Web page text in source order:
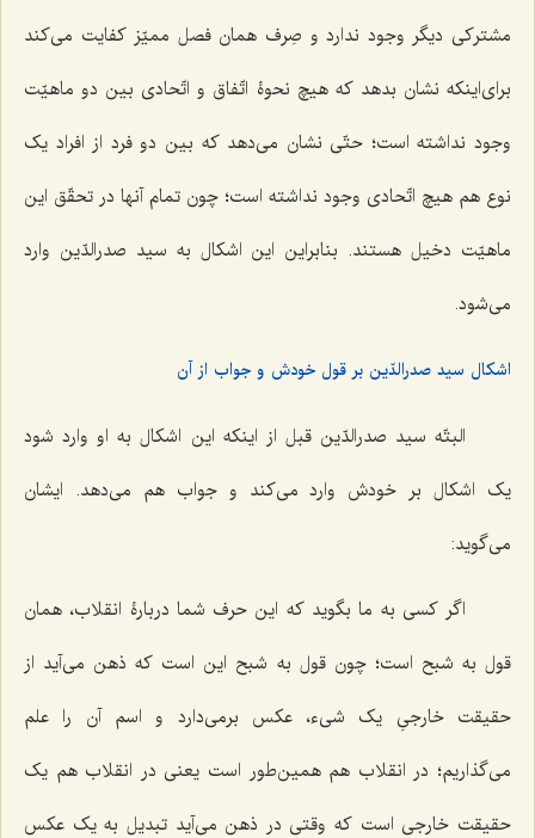
مشترکی دیگر وجود ندارد و صِرف همان فصل ممیّز کفایت می‌کند
برای‌اینکه نشان بدهد که هیچ نحوۀ اتّفاق و اتّحادی بین دو ماهیّت
وجود نداشته است؛ حتّی نشان می‌دهد که بین دو فرد از افراد یک
نوع هم هیچ اتّحادی وجود نداشته است؛ چون تمام آنها در تحقّق این
ماهیّت دخیل هستند. بنابراین این اشکال به سید صدرالدّین وارد
می‌شود.
اشکال سید صدرالدّین بر قول خودش و جواب از آن
البتّه سید صدرالدّین قبل از اینکه این اشکال به او وارد شود
یک اشکال بر خودش وارد می‌کند و جواب هم می‌دهد. ایشان
می‌گوید:
اگر کسی به ما بگوید که این حرف شما دربارۀ انقلاب، همان
قول به شبح است؛ چون قول به شبح این است که ذهن می‌آید از
حقیقت خارجیِ یک شیء، عکس برمی‌دارد و اسم آن را علم
می‌گذاریم؛ در انقلاب هم همین‌طور است یعنی در انقلاب هم یک
حقیقت خارجی است که وقتی در ذهن می‌آید تبدیل به یک عکس